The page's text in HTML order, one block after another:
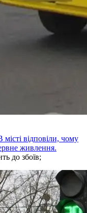
відповіли, чому
живлення.
до збоїв;